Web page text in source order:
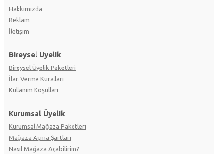
Hakkımızda
Reklam
İletişim
Bireysel Üyelik
Bireysel Üyelik Paketleri
İlan Verme Kuralları
Kullanım Koşulları
Kurumsal Üyelik
Kurumsal Mağaza Paketleri
Mağaza Açma Şartları
Nasıl Mağaza Açabilirim?